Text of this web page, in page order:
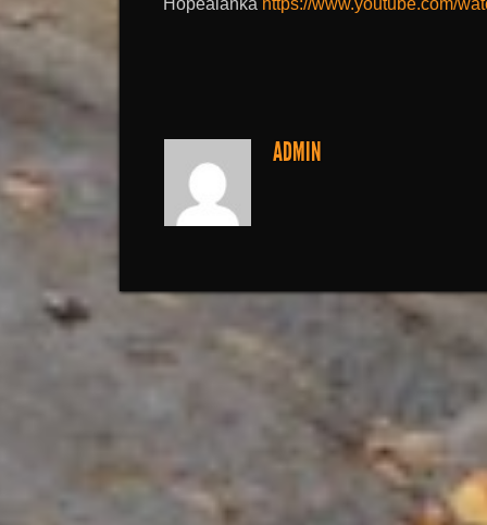
Hopealanka https://www.youtube.com/
ADMIN